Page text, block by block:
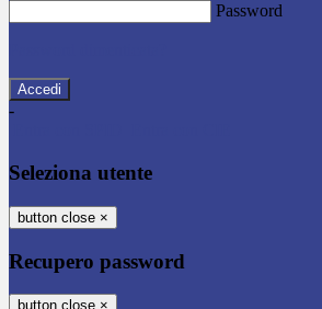
Password
-
Seleziona utente
button close ×
Recupero password
button close ×